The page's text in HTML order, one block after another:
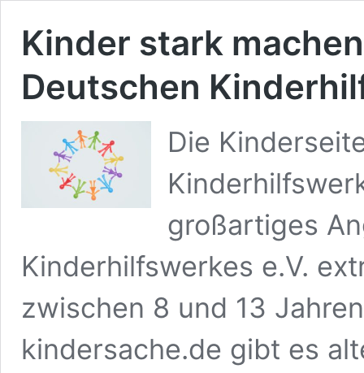
Kinder stark
Deutschen
Die
großartiges
Kinderhilfswerkes e.V.
zwischen 8 und 13
kindersache.de gibt es